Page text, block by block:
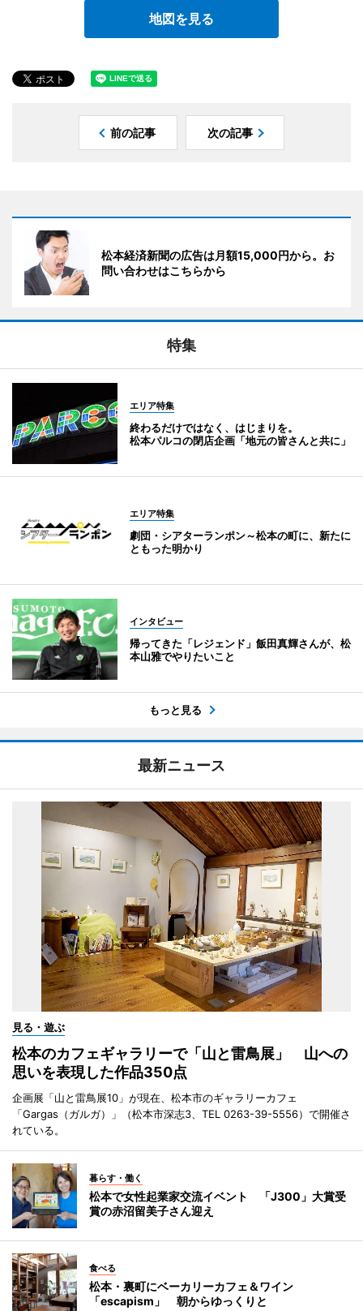
地図を見る
前の記事 次の記事
松本経済新聞の広告は月額15,000円から。お
問い合わせはこちらから
特集
エリア特集
終わるだけではなく、はじまりを。
松本パルコの閉店企画「地元の皆さんと共に」
エリア特集
劇団・シアターランポン～松本の町に、新たに
ともった明かり
インタビュー
帰ってきた「レジェンド」飯田真輝さんが、松
本山雅でやりたいこと
もっと見る
最新ニュース
見る・遊ぶ
松本のカフェギャラリーで「山と雷鳥展」 山への
思いを表現した作品350点
企画展「山と雷鳥展10」が現在、松本市のギャラリーカフェ
「Gargas（ガルガ）」（松本市深志3、TEL 0263-39-5556）で開催さ
れている。
暮らす・働く
松本で女性起業家交流イベント 「J300」大賞受
賞の赤沼留美子さん迎え
食べる
松本・裏町にベーカリーカフェ＆ワイン
「escapism」 朝からゆっくりと